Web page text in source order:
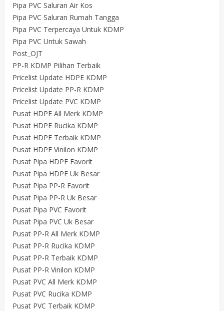
Pipa PVC Saluran Air Kos
Pipa PVC Saluran Rumah Tangga
Pipa PVC Terpercaya Untuk KDMP
Pipa PVC Untuk Sawah
Post_OJT
PP-R KDMP Pilihan Terbaik
Pricelist Update HDPE KDMP
Pricelist Update PP-R KDMP
Pricelist Update PVC KDMP
Pusat HDPE All Merk KDMP
Pusat HDPE Rucika KDMP
Pusat HDPE Terbaik KDMP
Pusat HDPE Vinilon KDMP
Pusat Pipa HDPE Favorit
Pusat Pipa HDPE Uk Besar
Pusat Pipa PP-R Favorit
Pusat Pipa PP-R Uk Besar
Pusat Pipa PVC Favorit
Pusat Pipa PVC Uk Besar
Pusat PP-R All Merk KDMP
Pusat PP-R Rucika KDMP
Pusat PP-R Terbaik KDMP
Pusat PP-R Vinilon KDMP
Pusat PVC All Merk KDMP
Pusat PVC Rucika KDMP
Pusat PVC Terbaik KDMP